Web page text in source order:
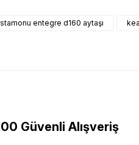
entegre d160 aytaşı
Güvenli Alışveriş